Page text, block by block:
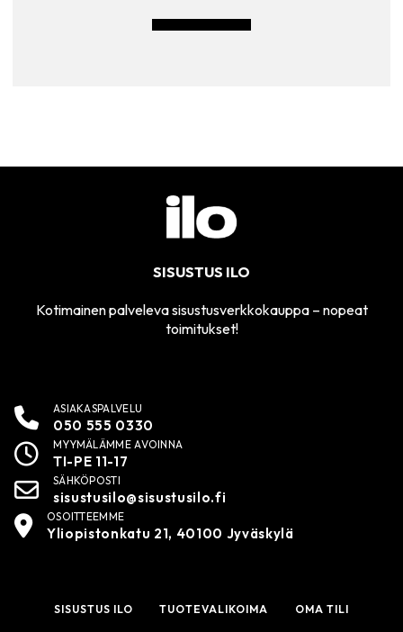
SISUSTUS ILO
Kotimainen palveleva sisustusverkkokauppa – nopeat
toimitukset!
ASIAKASPALVELU
050 555 0330
MYYMÄLÄMME AVOINNA
TI-PE 11-17
SÄHKÖPOSTI
sisustusilo@sisustusilo.fi
OSOITTEEMME
Yliopistonkatu 21, 40100 Jyväskylä
SISUSTUS ILO TUOTEVALIKOIMA OMA TILI